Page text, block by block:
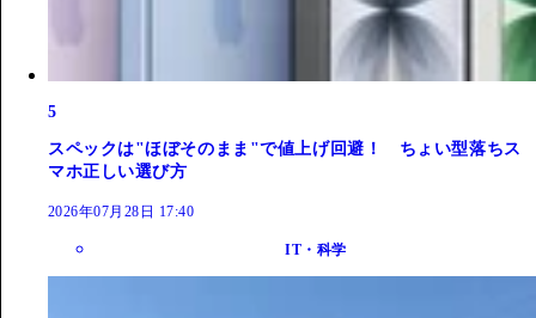
5
スペックは"ほぼそのまま"で値上げ回避！ ちょい型落ちス
マホ正しい選び方
2026年07月28日 17:40
IT・科学